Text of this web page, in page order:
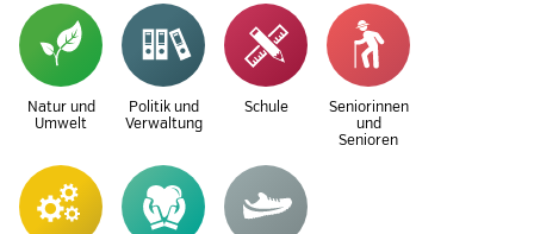
Natur und
Umwelt
Politik und
Verwaltung
Schule
Seniorinnen
und
Senioren